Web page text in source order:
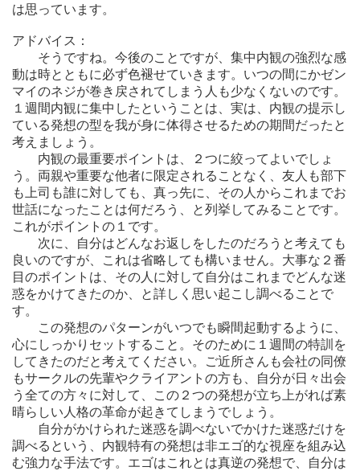
は思っています。
アドバイス：
そうですね。今後のことですが、集中内観の強烈な感
動は時とともに必ず色褪せていきます。いつの間にかゼン
マイのネジが巻き戻されてしまう人も少なくないのです。
１週間内観に集中したということは、実は、内観の提示し
ている発想の型を我が身に体得させるための期間だったと
考えましょう。
内観の最重要ポイントは、２つに絞ってよいでしょ
う。両親や重要な他者に限定されることなく、友人も部下
も上司も誰に対しても、真っ先に、その人からこれまでお
世話になったことは何だろう、と列挙してみることです。
これがポイントの１です。
次に、自分はどんなお返しをしたのだろうと考えても
良いのですが、これは省略しても構いません。大事な２番
目のポイントは、その人に対して自分はこれまでどんな迷
惑をかけてきたのか、と詳しく思い起こし調べることで
す。
この発想のパターンがいつでも瞬間起動するように、
心にしっかりセットすること。そのために１週間の特訓を
してきたのだと考えてください。ご近所さんも会社の同僚
もサークルの先輩やクライアントの方も、自分が日々出会
う全ての方々に対して、この２つの発想が立ち上がれば素
晴らしい人格の革命が起きてしまうでしょう。
自分がかけられた迷惑を調べないでかけた迷惑だけを
調べるという、内観特有の発想は非エゴ的な視座を組み込
む強力な手法です。エゴはこれとは真逆の発想で、自分は